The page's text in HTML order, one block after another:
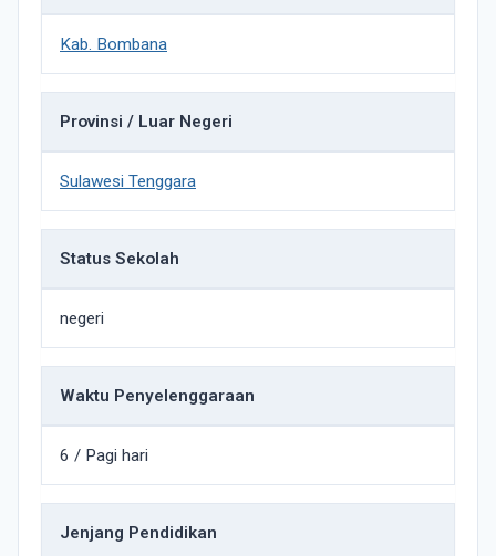
Kab. Bombana
Provinsi / Luar Negeri
Sulawesi Tenggara
Status Sekolah
negeri
Waktu Penyelenggaraan
6 / Pagi hari
Jenjang Pendidikan